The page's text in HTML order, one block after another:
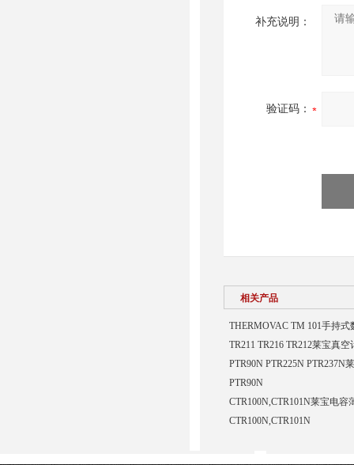
补充说明：
验证码：
相关产品
THERMOVAC TM 101手持
TR211 TR216 TR212莱宝真空
PTR90N PTR225N PTR237N
PTR90N
CTR100N,CTR101N莱宝电容
CTR100N,CTR101N